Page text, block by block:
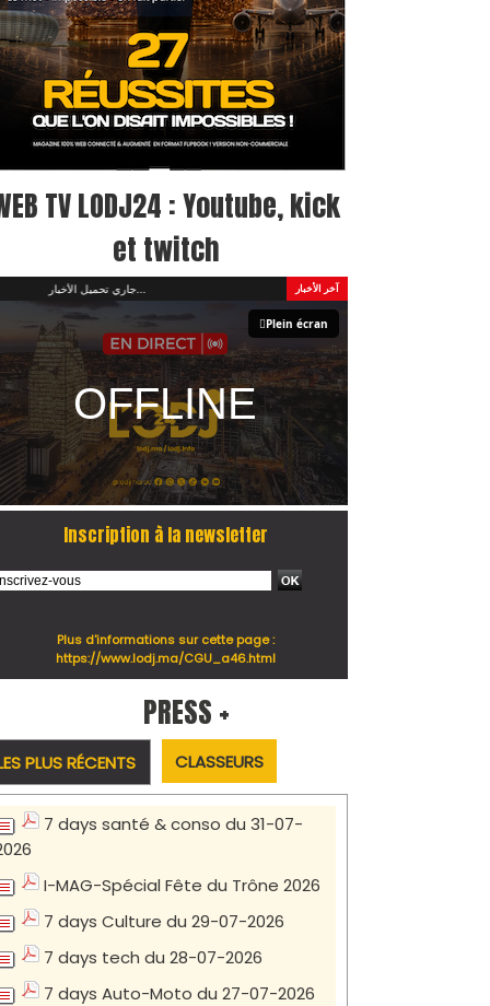
TV LODJ24 : Youtube, kick
et twitch
آخر الأخبار
Plein écran
Inscription à la newsletter
Plus d'informations sur cette page :
https://www.lodj.ma/CGU_a46.html
PRESS +
PLUS RÉCENTS CLASSEURS
7 days santé & conso du 31-07-
I-MAG-Spécial Fête du Trône 2026
7 days Culture du 29-07-2026
7 days tech du 28-07-2026
7 days Auto-Moto du 27-07-2026